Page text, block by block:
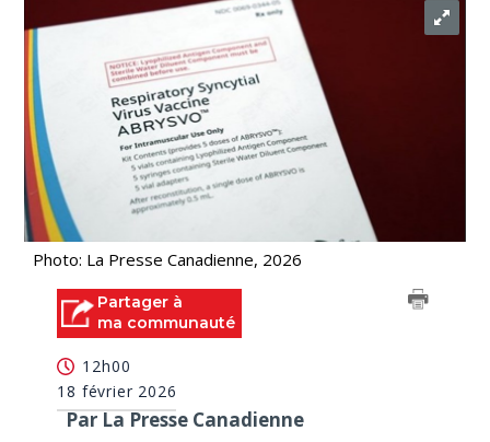
Photo: La Presse Canadienne, 2026
Partager à
ma communauté
12h00
18 février 2026
Par La Presse Canadienne